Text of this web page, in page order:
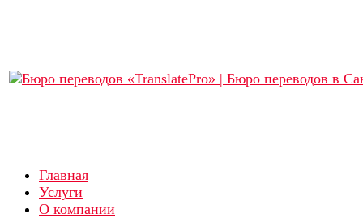
Главная
Услуги
О компании